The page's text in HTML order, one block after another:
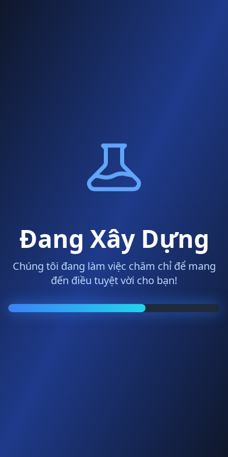
Đang Xây Dựng
Chúng tôi đang làm việc chăm chỉ để mang
đến điều tuyệt vời cho bạn!